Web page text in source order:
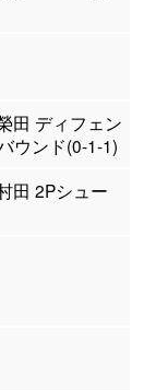
田 ディフェン
ウンド(0-1-1)
田 2Pシュー